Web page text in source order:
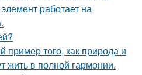
работает на
пример того, как природа и
жить в полной гармонии.